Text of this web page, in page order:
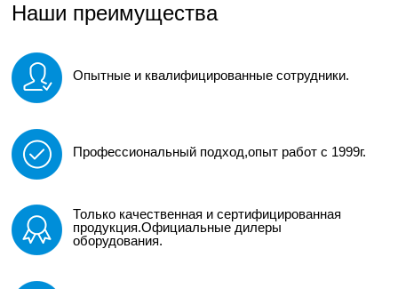
Наши преимущества
Опытные и квалифицированные сотрудники.
Профессиональный подход,опыт работ с 1999г.
Только качественная и сертифицированная
продукция.Официальные дилеры
оборудования.